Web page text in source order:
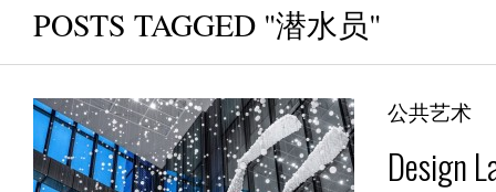
POSTS TAGGED "潜水员"
公共艺术
Design